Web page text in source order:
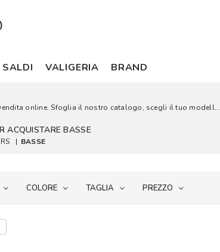
SALDI VALIGERIA BRAND
online. Sfoglia il nostro catalogo, scegli il tuo modell...
ACQUISTARE BASSE
| BASSE
COLORE TAGLIA PREZZO